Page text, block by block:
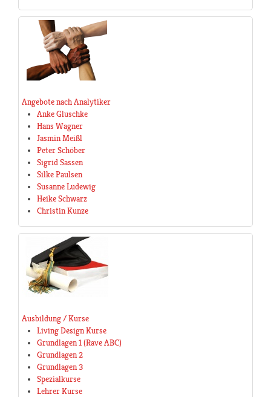
Angebote nach Analytiker
Anke Gluschke
Hans Wagner
Jasmin Meißl
Peter Schöber
Sigrid Sassen
Silke Paulsen
Susanne Ludewig
Heike Schwarz
Christin Kunze
Ausbildung / Kurse
Living Design Kurse
Grundlagen 1 (Rave ABC)
Grundlagen 2
Grundlagen 3
Spezialkurse
Lehrer Kurse